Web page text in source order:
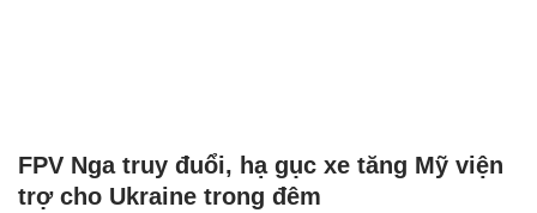
FPV Nga truy đuổi, hạ gục xe tăng Mỹ viện
trợ cho Ukraine trong đêm